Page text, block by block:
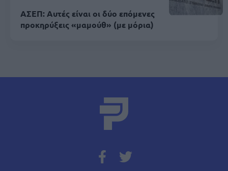
ΑΣΕΠ: Αυτές είναι οι δύο επόμενες
προκηρύξεις «μαμούθ» (με μόρια)